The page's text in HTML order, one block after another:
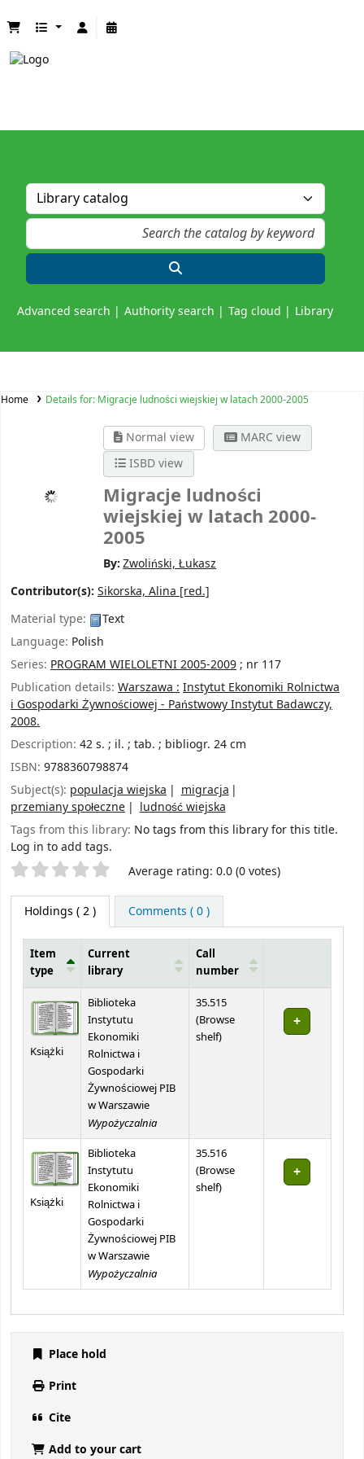
Advanced search Authority search Tag cloud Library
Home Details for: Migracje ludności wiejskiej w latach 2000-2005
Normal view
MARC view
ISBD view
Migracje ludności
wiejskiej w latach 2000-
2005
By:Zwoliński, Łukasz
Contributor(s): Sikorska, Alina[red.]
Material type:
Text
Language: Polish
Series: PROGRAM WIELOLETNI 2005-2009; nr 117
Publication details: Warszawa :Instytut Ekonomiki Rolnictwa
i Gospodarki Żywnościowej - Państwowy Instytut Badawczy,
2008.
Description: 42 s. ; il. ; tab. ; bibliogr. 24 cm
ISBN: 9788360798874
Subject(s): populacja wiejska
migracja
przemiany społeczne
ludność wiejska
Tags from this library: No tags from this library for this title.
Log in to add tags.
Star ratings Average rating: 0.0 (0 votes)
Holdings ( 2 ) Comments ( 0 )
Item
type
Current
library
Call
number
Książki
Biblioteka
Instytutu
Ekonomiki
Rolnictwa i
Gospodarki
Żywnościowej PIB
w Warszawie
Wypożyczalnia
35.515
(Browse
shelf(Opens below)
)
Książki
Biblioteka
Instytutu
Ekonomiki
Rolnictwa i
Gospodarki
Żywnościowej PIB
w Warszawie
Wypożyczalnia
35.516
(Browse
shelf(Opens below)
)
Place hold
Print
Cite
Add to your cart